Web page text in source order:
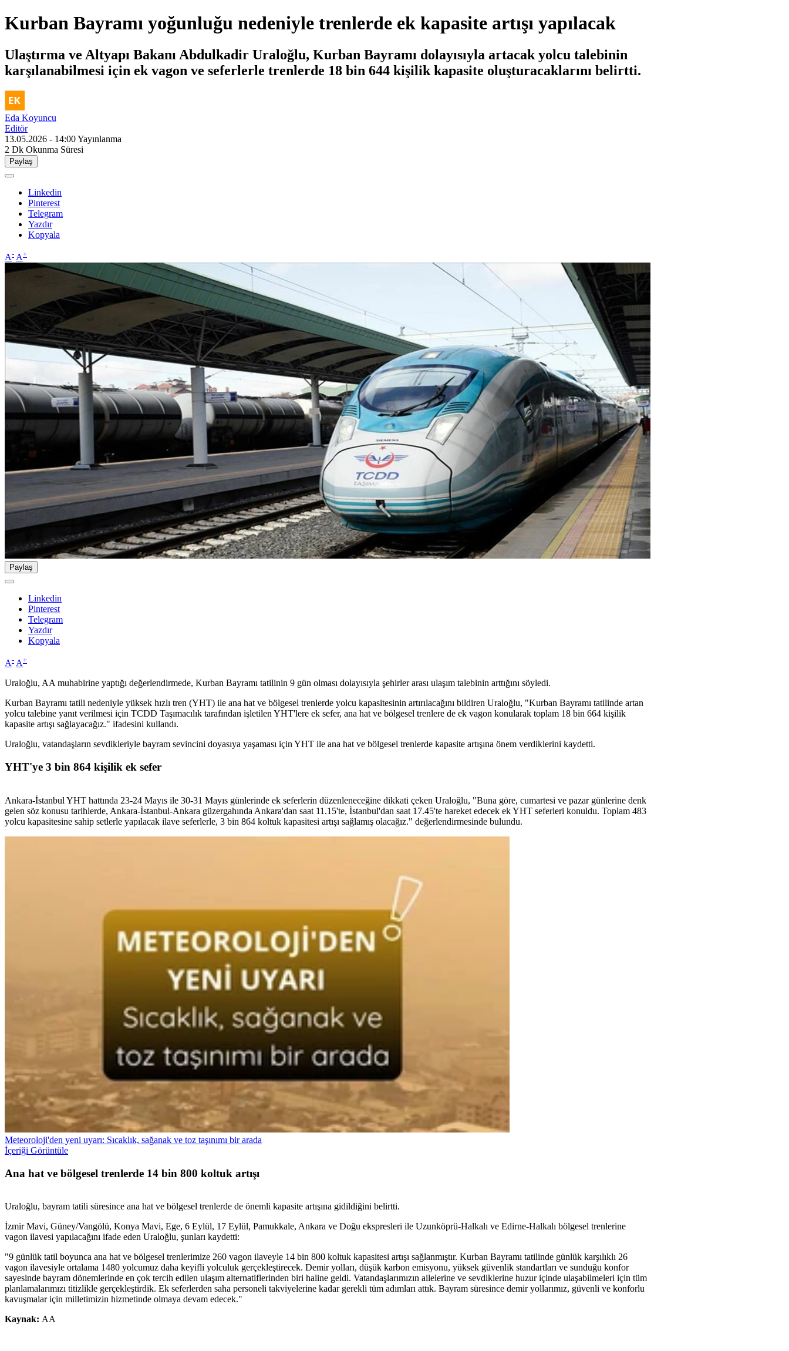
Kurban Bayramı yoğunluğu nedeniyle trenlerde ek kapasite artışı yapılacak
Ulaştırma ve Altyapı Bakanı Abdulkadir Uraloğlu, Kurban Bayramı dolayısıyla artacak yolcu talebinin
karşılanabilmesi için ek vagon ve seferlerle trenlerde 18 bin 644 kişilik kapasite oluşturacaklarını belirtti.
Eda Koyuncu
Editör
13.05.2026 - 14:00Yayınlanma
2 Dk Okunma Süresi
Paylaş
Linkedin
Pinterest
Telegram
Yazdır
Kopyala
A- A+
Paylaş
Linkedin
Pinterest
Telegram
Yazdır
Kopyala
A- A+
Uraloğlu, AA muhabirine yaptığı değerlendirmede, Kurban Bayramı tatilinin 9 gün olması dolayısıyla şehirler arası ulaşım talebinin arttığını söyledi.
Kurban Bayramı tatili nedeniyle yüksek hızlı tren (YHT) ile ana hat ve bölgesel trenlerde yolcu kapasitesinin artırılacağını bildiren Uraloğlu, "Kurban Bayramı tatilinde artan
yolcu talebine yanıt verilmesi için TCDD Taşımacılık tarafından işletilen YHT'lere ek sefer, ana hat ve bölgesel trenlere de ek vagon konularak toplam 18 bin 664 kişilik
kapasite artışı sağlayacağız." ifadesini kullandı.
Uraloğlu, vatandaşların sevdikleriyle bayram sevincini doyasıya yaşaması için YHT ile ana hat ve bölgesel trenlerde kapasite artışına önem verdiklerini kaydetti.
YHT'ye 3 bin 864 kişilik ek sefer
Ankara-İstanbul YHT hattında 23-24 Mayıs ile 30-31 Mayıs günlerinde ek seferlerin düzenleneceğine dikkati çeken Uraloğlu, "Buna göre, cumartesi ve pazar günlerine denk
gelen söz konusu tarihlerde, Ankara-İstanbul-Ankara güzergahında Ankara'dan saat 11.15'te, İstanbul'dan saat 17.45'te hareket edecek ek YHT seferleri konuldu. Toplam 483
yolcu kapasitesine sahip setlerle yapılacak ilave seferlerle, 3 bin 864 koltuk kapasitesi artışı sağlamış olacağız." değerlendirmesinde bulundu.
Meteoroloji'den yeni uyarı: Sıcaklık, sağanak ve toz taşınımı bir arada
İçeriği Görüntüle
Ana hat ve bölgesel trenlerde 14 bin 800 koltuk artışı
Uraloğlu, bayram tatili süresince ana hat ve bölgesel trenlerde de önemli kapasite artışına gidildiğini belirtti.
İzmir Mavi, Güney/Vangölü, Konya Mavi, Ege, 6 Eylül, 17 Eylül, Pamukkale, Ankara ve Doğu ekspresleri ile Uzunköprü-Halkalı ve Edirne-Halkalı bölgesel trenlerine
vagon ilavesi yapılacağını ifade eden Uraloğlu, şunları kaydetti:
"9 günlük tatil boyunca ana hat ve bölgesel trenlerimize 260 vagon ilaveyle 14 bin 800 koltuk kapasitesi artışı sağlanmıştır. Kurban Bayramı tatilinde günlük karşılıklı 26
vagon ilavesiyle ortalama 1480 yolcumuz daha keyifli yolculuk gerçekleştirecek. Demir yolları, düşük karbon emisyonu, yüksek güvenlik standartları ve sunduğu konfor
sayesinde bayram dönemlerinde en çok tercih edilen ulaşım alternatiflerinden biri haline geldi. Vatandaşlarımızın ailelerine ve sevdiklerine huzur içinde ulaşabilmeleri için tüm
planlamalarımızı titizlikle gerçekleştirdik. Ek seferlerden saha personeli takviyelerine kadar gerekli tüm adımları attık. Bayram süresince demir yollarımız, güvenli ve konforlu
kavuşmalar için milletimizin hizmetinde olmaya devam edecek."
Kaynak: AA